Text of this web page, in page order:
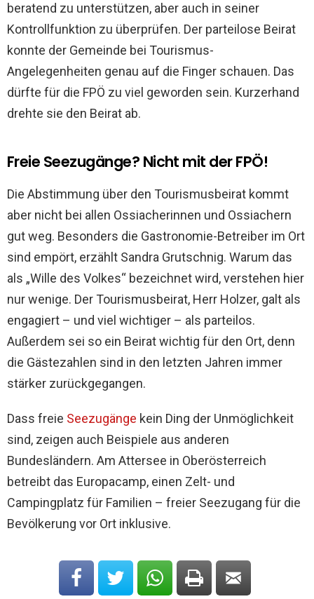
beratend zu unterstützen, aber auch in seiner
Kontrollfunktion zu überprüfen. Der parteilose Beirat
konnte der Gemeinde bei Tourismus-
Angelegenheiten genau auf die Finger schauen. Das
dürfte für die FPÖ zu viel geworden sein. Kurzerhand
drehte sie den Beirat ab.
Freie Seezugänge? Nicht mit der FPÖ!
Die Abstimmung über den Tourismusbeirat kommt
aber nicht bei allen Ossiacherinnen und Ossiachern
gut weg. Besonders die Gastronomie-Betreiber im Ort
sind empört, erzählt Sandra Grutschnig. Warum das
als „Wille des Volkes“ bezeichnet wird, verstehen hier
nur wenige. Der Tourismusbeirat, Herr Holzer, galt als
engagiert – und viel wichtiger – als parteilos.
Außerdem sei so ein Beirat wichtig für den Ort, denn
die Gästezahlen sind in den letzten Jahren immer
stärker zurückgegangen.
Dass freie Seezugänge kein Ding der Unmöglichkeit
sind, zeigen auch Beispiele aus anderen
Bundesländern. Am Attersee in Oberösterreich
betreibt das Europacamp, einen Zelt- und
Campingplatz für Familien – freier Seezugang für die
Bevölkerung vor Ort inklusive.